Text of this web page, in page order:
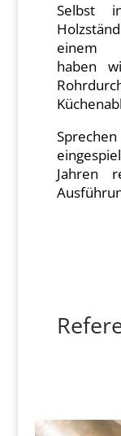
Selbst
einem
haben
Jahren